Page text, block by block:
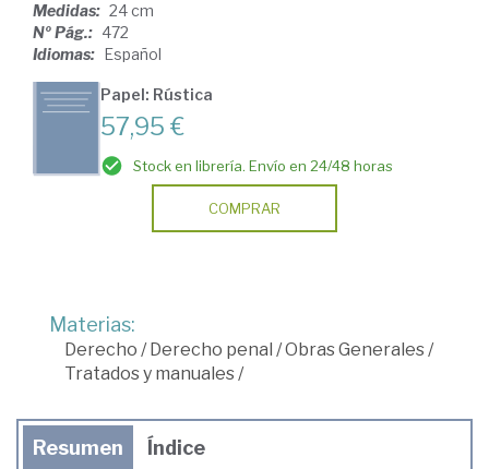
Medidas: 24 cm
Nº Pág.: 472
Idiomas: Español
Papel: Rústica
57,95 €
Stock en librería. Envío en 24/48 horas
COMPRAR
Materias:
Derecho /Derecho penal /Obras Generales/
Tratados y manuales/
Resumen Índice